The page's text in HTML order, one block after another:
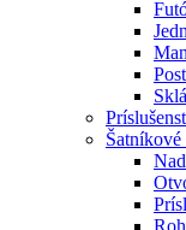
Šatníkové